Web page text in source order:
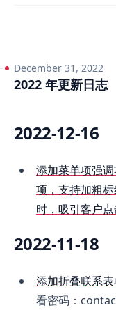
December 31, 2022
2022 年更新日志
2022-12-16
添加菜单项强
项，支持加粗
时，吸引客户
2022-11-18
添加折叠联系
看密码：